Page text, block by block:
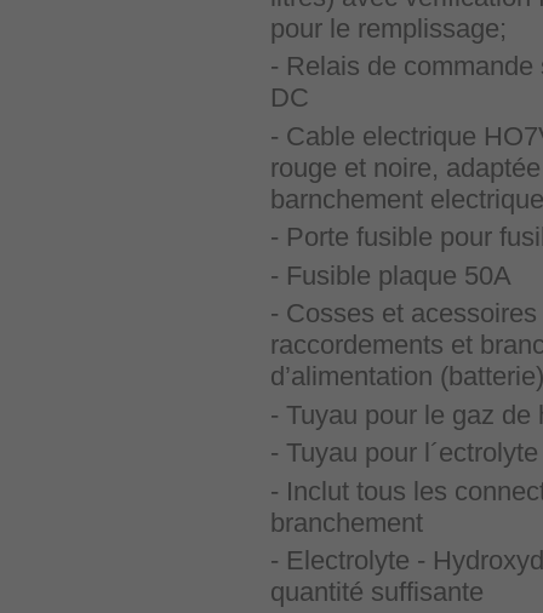
pour le remplissage;
- Relais de
DC
- Cable electrique
rouge et noire,
barnchement
- Porte fusible pour
- Fusible plaque 50A
- Cosses et
raccordements et
d’alimentation
- Tuyau pour le gaz de
- Tuyau pour
- Inclut tous les
branchement
- Electrolyte -
quantité suffisante